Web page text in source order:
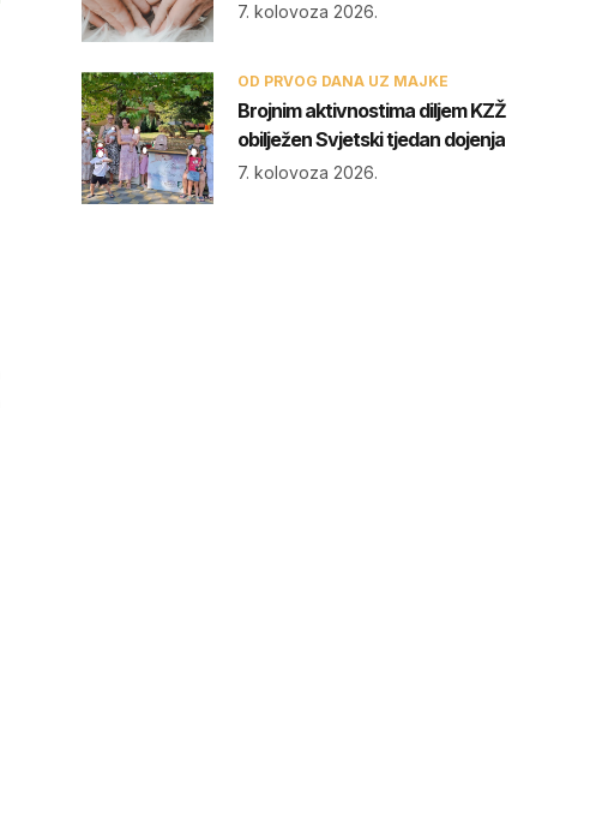
7. kolovoza 2026.
OD PRVOG DANA UZ MAJKE
Brojnim aktivnostima diljem KZŽ
obilježen Svjetski tjedan dojenja
7. kolovoza 2026.